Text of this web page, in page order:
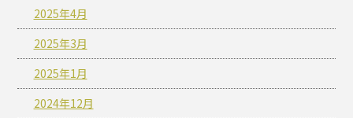
2025年4月
2025年3月
2025年1月
2024年12月